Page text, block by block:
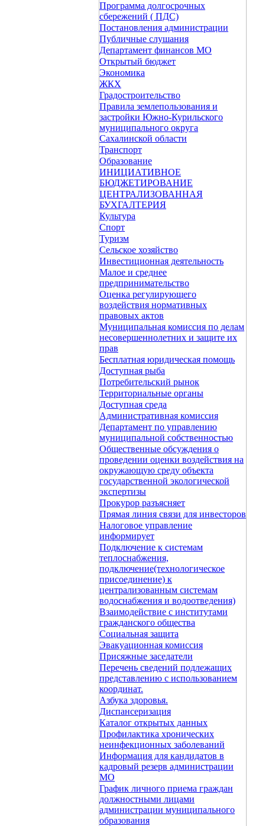
Программа долгосрочных
сбережений ( ПДС)
Постановления администрации
Публичные слушания
Департамент финансов МО
Открытый бюджет
Экономика
ЖКХ
Градостроительство
Правила землепользования и
застройки Южно-Курильского
муниципального округа
Сахалинской области
Транспорт
Образование
ИНИЦИАТИВНОЕ
БЮДЖЕТИРОВАНИЕ
ЦЕНТРАЛИЗОВАННАЯ
БУХГАЛТЕРИЯ
Культура
Спорт
Туризм
Сельское хозяйство
Инвестиционная деятельность
Малое и среднее
предпринимательство
Оценка регулирующего
воздействия нормативных
правовых актов
Муниципальная комиссия по делам
несовершеннолетних и защите их
прав
Бесплатная юридическая помощь
Доступная рыба
Потребительский рынок
Территориальные органы
Доступная среда
Административная комиссия
Департамент по управлению
муниципальной собственностью
Общественные обсуждения о
проведении оценки воздействия на
окружающую среду объекта
государственной экологической
экспертизы
Прокурор разъясняет
Прямая линия связи для инвесторов
Налоговое управление
информирует
Подключение к системам
теплоснабжения,
подключение(технологическое
присоединение) к
централизованным системам
водоснабжения и водоотведения)
Взаимодействие с институтами
гражданского общества
Социальная защита
Эвакуационная комиссия
Присяжные заседатели
Перечень сведений подлежащих
представлению с использованием
координат.
Азбука здоровья.
Диспансеризация
Каталог открытых данных
Профилактика хронических
неинфекционных заболеваний
Информация для кандидатов в
кадровый резерв администрации
МО
График личного приема граждан
должностными лицами
администрации муниципального
образования